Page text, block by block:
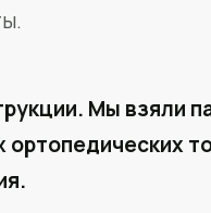
Мы взяли